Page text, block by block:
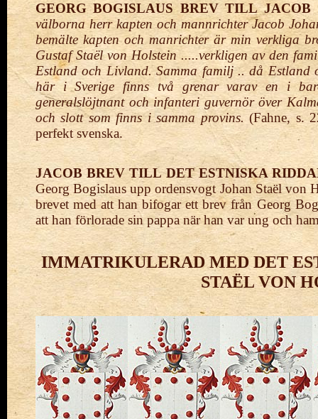
GEORG BOGISLAUS BREV TILL
välborna herr kapten och mannrichter Jacob
bemälte kapten och manrichter är min verkliga
Gustaf Staël von Holstein .....verkligen av den
Estland och Livland. Samma familj .. då Estland
här i Sverige finns två grenar varav en i
generalslöjtnant och infanteri guvernör över
och slott som finns i samma provins. (Fahne, s.
perfekt svenska.
JACOB BREV TILL DET ESTNISKA
Georg Bogislaus upp ordensvogt Johan Staël von
brevet med att han bifogar ett brev från Georg
att han förlorade sin pappa när han var ung och
IMMATRIKULERAD MED DET
STAËL VON